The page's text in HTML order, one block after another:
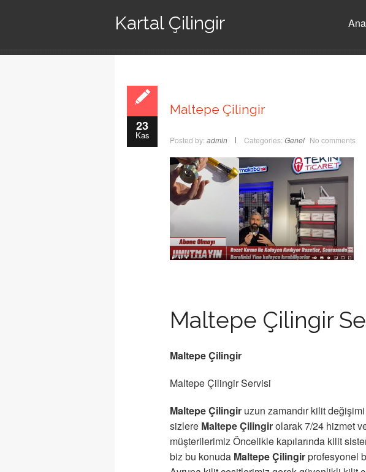
Kartal Çilingir
23
Kas
Maltepe Çilingir
Posted by: admin Categories: Genel No comments
Maltepe Çilingir
Maltepe Çilingir
Maltepe Çilingir Servisi
Maltepe Çilingir uzun zamandır kilit
sizlere Maltepe Çilingirolarak 7/24 hizmet
müşterilerimiz Öncelikle kapılarında kilit
biz bu konuda Maltepe Çilingirprofesyonel